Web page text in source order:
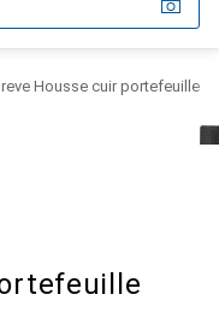
Housse cuir portefeuille